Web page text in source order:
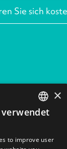
Sie sich
Testen
ENGLISH
×
verwendet
to improve user